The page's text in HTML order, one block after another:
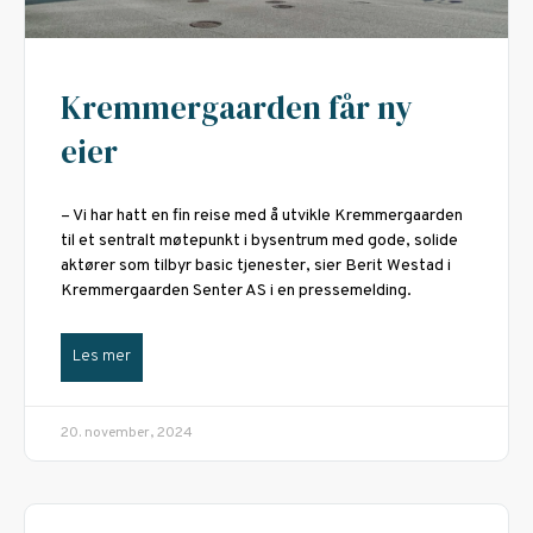
Kremmergaarden får ny
eier
– Vi har hatt en fin reise med å utvikle Kremmergaarden
til et sentralt møtepunkt i bysentrum med gode, solide
aktører som tilbyr basic tjenester, sier Berit Westad i
Kremmergaarden Senter AS i en pressemelding.
Les mer
20. november, 2024